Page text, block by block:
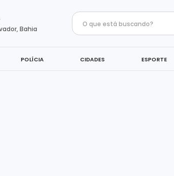
Bahia
POLÍCIA CIDADES ESPORTE